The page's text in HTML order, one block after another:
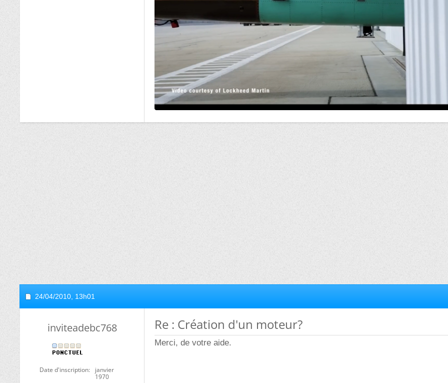
24/04/2010, 13h01
inviteadebc768
Date d'inscription
janvier
1970
Re : Création d'un moteur?
Merci, de votre aide.